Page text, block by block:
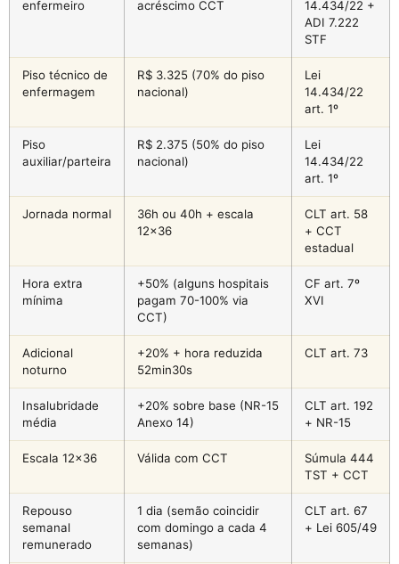
enfermeiro
acréscimo CCT
14.434/22 +
ADI 7.222
STF
Piso técnico de
enfermagem
R$ 3.325 (70% do piso
nacional)
Lei
14.434/22
art. 1º
Piso
auxiliar/parteira
R$ 2.375 (50% do piso
nacional)
Lei
14.434/22
art. 1º
Jornada normal
36h ou 40h + escala
12×36
CLT art. 58
+ CCT
estadual
Hora extra
mínima
+50% (alguns hospitais
pagam 70-100% via
CCT)
CF art. 7º
XVI
Adicional
noturno
+20% + hora reduzida
52min30s
CLT art. 73
Insalubridade
média
+20% sobre base (NR-15
Anexo 14)
CLT art. 192
+ NR-15
Escala 12×36 Válida com CCT
Súmula 444
TST + CCT
Repouso
semanal
remunerado
1 dia (semão coincidir
com domingo a cada 4
semanas)
CLT art. 67
+ Lei 605/49